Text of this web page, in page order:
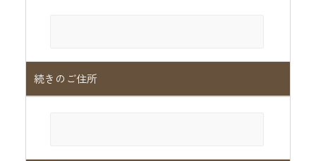
続きのご住所